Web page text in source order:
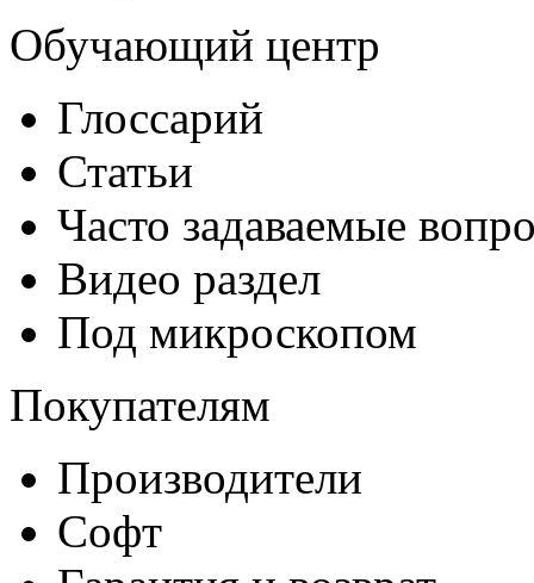
Обучающий центр
Глоссарий
Статьи
Часто задаваемые
Видео раздел
Под микроскопом
Покупателям
Производители
Софт